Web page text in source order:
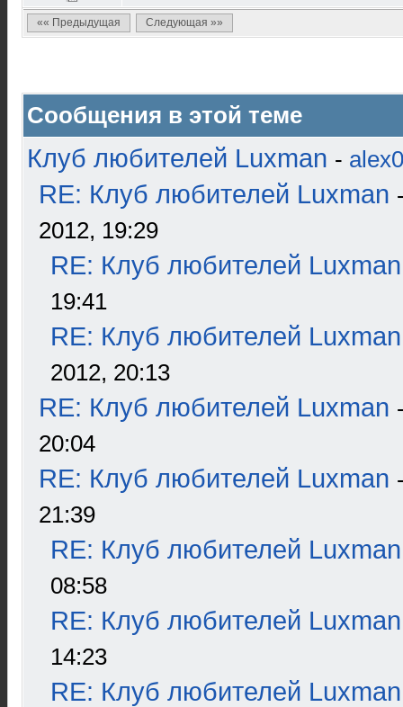
«« Предыдущая Следующая »»
Сообщения в этой теме
Клуб любителей Luxman -
RE: Клуб любителей Luxman
2012, 19:29
RE: Клуб любителей Luxman
19:41
RE: Клуб любителей Luxman
2012, 20:13
RE: Клуб любителей Luxman
20:04
RE: Клуб любителей Luxman
21:39
RE: Клуб любителей Luxman
08:58
RE: Клуб любителей Luxman
14:23
RE: Клуб любителей Luxman